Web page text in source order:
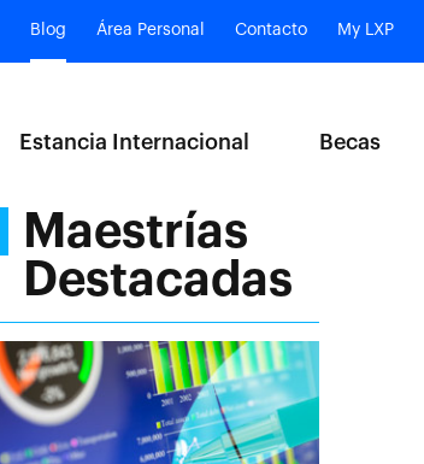
Blog Área Personal Contacto My LXP
Estancia Internacional Becas
Maestrías
Destacadas